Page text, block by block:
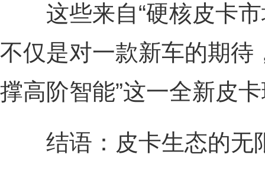
这些来自“硬核皮卡市
不仅是对一款新车的期待
撑高阶智能”这一全新皮
结语：皮卡生态的无